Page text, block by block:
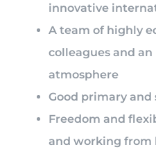
innovative
A team of highly
colleagues and
atmosphere
Good primary
Freedom and
and working from